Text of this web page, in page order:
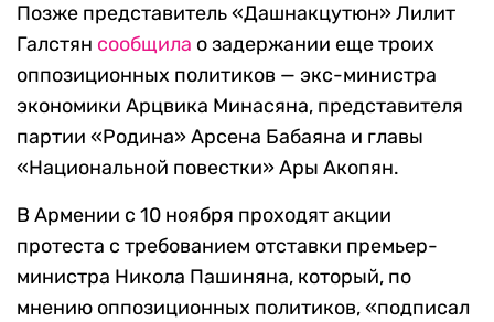
Позже представитель «Дашнакцутюн» Лилит
Галстян сообщила о задержании еще троих
оппозиционных политиков — экс-министра
экономики Арцвика Минасяна, представителя
партии «Родина» Арсена Бабаяна и главы
«Национальной повестки» Ары Акопян.
В Армении с 10 ноября проходят акции
протеста с требованием отставки премьер-
министра Никола Пашиняна, который, по
мнению оппозиционных политиков, «подписал